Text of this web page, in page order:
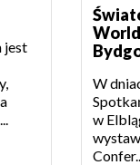
jest
W
w